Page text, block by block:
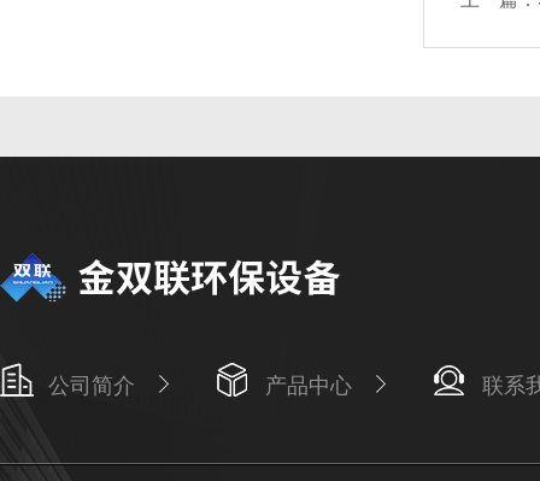
公司简介 产品中心 联系